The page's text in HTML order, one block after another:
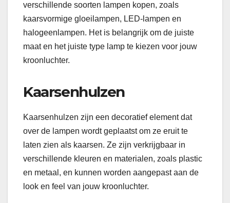
verschillende soorten lampen kopen, zoals
kaarsvormige gloeilampen, LED-lampen en
halogeenlampen. Het is belangrijk om de juiste
maat en het juiste type lamp te kiezen voor jouw
kroonluchter.
Kaarsenhulzen
Kaarsenhulzen zijn een decoratief element dat
over de lampen wordt geplaatst om ze eruit te
laten zien als kaarsen. Ze zijn verkrijgbaar in
verschillende kleuren en materialen, zoals plastic
en metaal, en kunnen worden aangepast aan de
look en feel van jouw kroonluchter.